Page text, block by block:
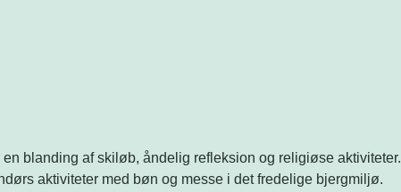
blanding af skiløb, åndelig refleksion og religiøse aktiviteter.
aktiviteter med bøn og messe i det fredelige bjergmiljø.